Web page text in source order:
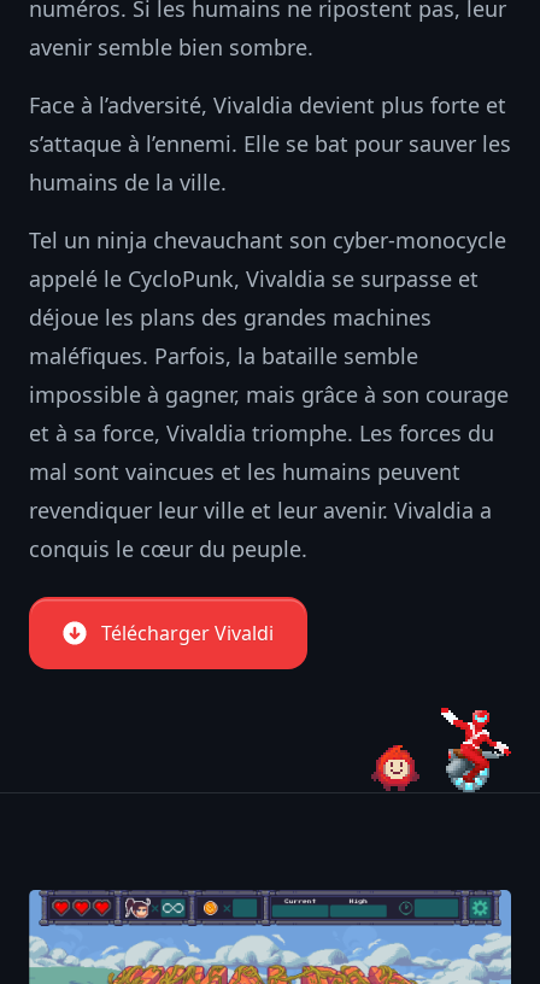
numéros. Si les humains ne ripostent pas, leur
avenir semble bien sombre.
Face à l’adversité, Vivaldia devient plus forte et
s’attaque à l’ennemi. Elle se bat pour sauver les
humains de la ville.
Tel un ninja chevauchant son cyber-monocycle
appelé le CycloPunk, Vivaldia se surpasse et
déjoue les plans des grandes machines
maléfiques. Parfois, la bataille semble
impossible à gagner, mais grâce à son courage
et à sa force, Vivaldia triomphe. Les forces du
mal sont vaincues et les humains peuvent
revendiquer leur ville et leur avenir. Vivaldia a
conquis le cœur du peuple.
Télécharger Vivaldi